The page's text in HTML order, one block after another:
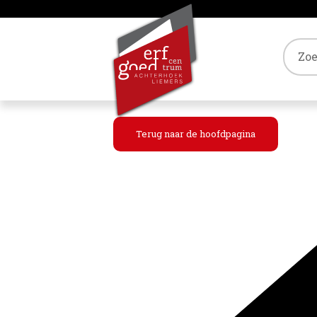
Terug naar de hoofdpagina